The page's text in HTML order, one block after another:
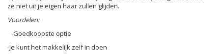
ze niet uit je eigen haar zullen glijden.
Voordelen:
-Goedkoopste optie
-Je kunt het makkelijk zelf in doen